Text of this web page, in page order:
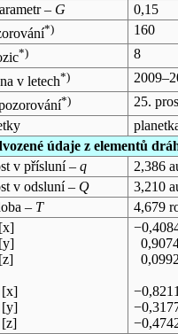
– G
0,15
*)
160
*)
8
v letech*)
*)
25.
údaje z elementů
v přísluní – q
2,386
v odsluní – Q
3,210
– T
4,679
[x]
[y]
[z]
0,0992
−0,8211